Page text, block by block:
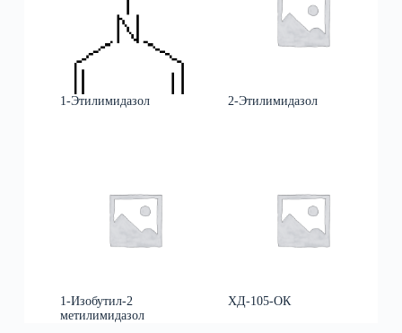
1-Этилимидазол 2-Этилимидазол
1-Изобутил-2
метилимидазол
ХД-105-ОК